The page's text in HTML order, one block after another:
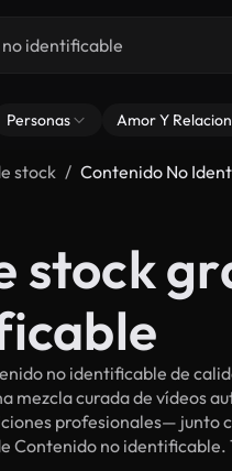
Personas Amor Y
stock Contenido No
stock
no identificable de
mezcla curada de vídeos
profesionales— junto
Contenido no